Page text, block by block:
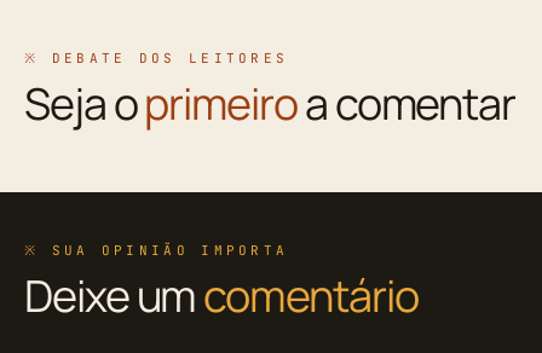
※ DEBATE DOS LEITORES
Seja oprimeiroa comentar
※ SUA OPINIÃO IMPORTA
Deixe umcomentário